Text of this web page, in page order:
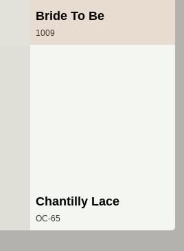
Bride To Be
1009
Chantilly Lace
OC-65